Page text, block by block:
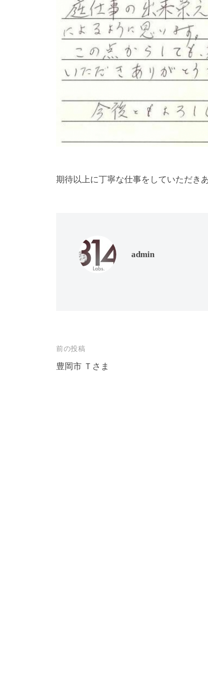
期待以上に丁寧な仕事をしていただき
admin
投
稿
前の投稿
豊岡市 Ｔさま